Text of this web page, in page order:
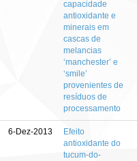
capacidade
antioxidante e
minerais em
cascas de
melancias
‘manchester’ e
‘smile’
provenientes de
resíduos de
processamento
6-Dez-2013
Efeito
antioxidante do
tucum-do-